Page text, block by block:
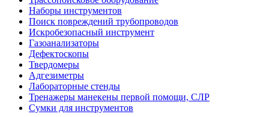
Наборы инструментов
Поиск повреждений трубопроводов
Искробезопасный инструмент
Газоанализаторы
Дефектоскопы
Твердомеры
Адгезиметры
Лабораторные стенды
Тренажеры манекены первой помощи, СЛР
Сумки для инструментов